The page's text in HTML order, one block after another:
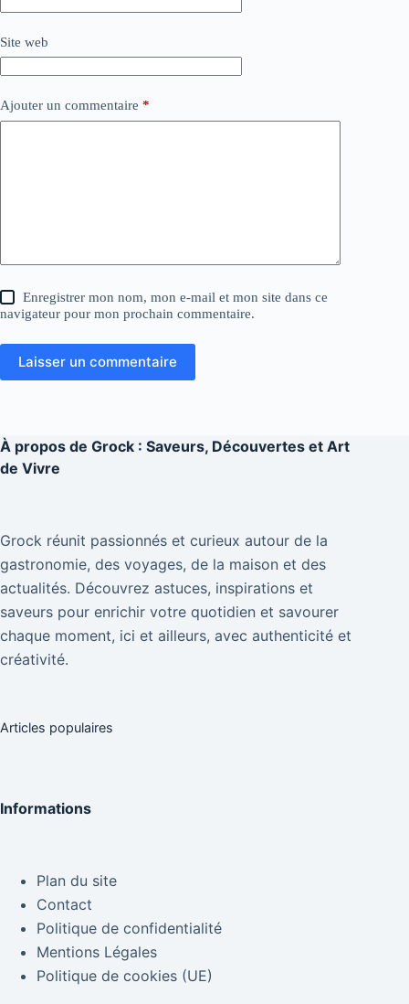
Site web
Ajouter un commentaire *
Enregistrer mon nom, mon e-mail et mon site dans ce
navigateur pour mon prochain commentaire.
Laisser un commentaire
À propos de Grock : Saveurs, Découvertes et Art
de Vivre
Grock réunit passionnés et curieux autour de la
gastronomie, des voyages, de la maison et des
actualités. Découvrez astuces, inspirations et
saveurs pour enrichir votre quotidien et savourer
chaque moment, ici et ailleurs, avec authenticité et
créativité.
Articles populaires
Informations
Plan du site
Contact
Politique de confidentialité
Mentions Légales
Politique de cookies (UE)